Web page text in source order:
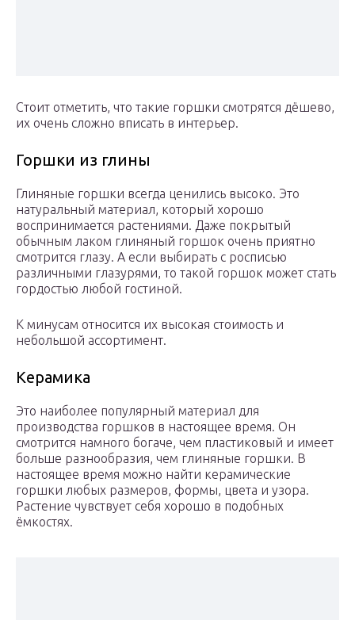
Стоит отметить, что такие горшки смотрятся дёшево,
их очень сложно вписать в интерьер.
Горшки из глины
Глиняные горшки всегда ценились высоко. Это
натуральный материал, который хорошо
воспринимается растениями. Даже покрытый
обычным лаком глиняный горшок очень приятно
смотрится глазу. А если выбирать с росписью
различными глазурями, то такой горшок может стать
гордостью любой гостиной.
К минусам относится их высокая стоимость и
небольшой ассортимент.
Керамика
Это наиболее популярный материал для
производства горшков в настоящее время. Он
смотрится намного богаче, чем пластиковый и имеет
больше разнообразия, чем глиняные горшки. В
настоящее время можно найти керамические
горшки любых размеров, формы, цвета и узора.
Растение чувствует себя хорошо в подобных
ёмкостях.